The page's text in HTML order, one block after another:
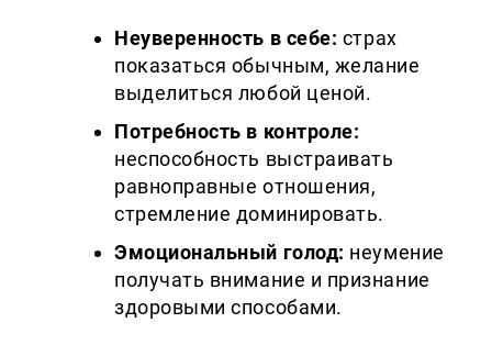
Неуверенность в себе: страх
показаться обычным, желание
выделиться любой ценой.
Потребность в контроле:
неспособность выстраивать
равноправные отношения,
стремление доминировать.
Эмоциональный голод: неумение
получать внимание и признание
здоровыми способами.